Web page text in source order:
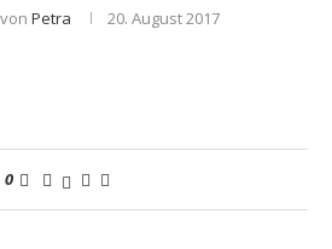
Petra 20. August 2017
0